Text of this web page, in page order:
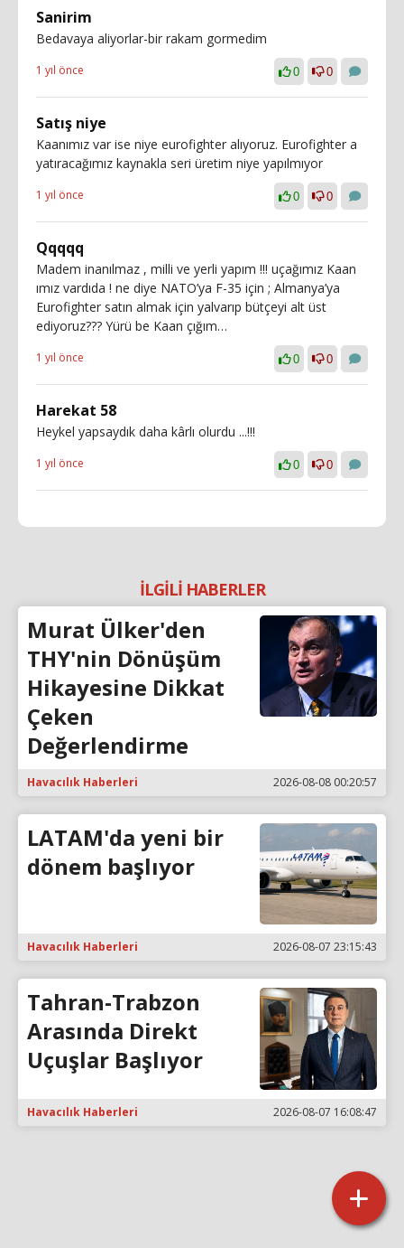
Sanirim
Bedavaya aliyorlar-bir rakam gormedim
1 yıl önce 0 0
Satış niye
Kaanımız var ise niye eurofighter alıyoruz. Eurofighter a
yatıracağımız kaynakla seri üretim niye yapılmıyor
1 yıl önce 0 0
Qqqqq
Madem inanılmaz , milli ve yerli yapım !!! uçağımız Kaan
ımız vardıda ! ne diye NATO’ya F-35 için ; Almanya’ya
Eurofighter satın almak için yalvarıp bütçeyi alt üst
ediyoruz??? Yürü be Kaan çığım…
1 yıl önce 0 0
Harekat 58
Heykel yapsaydık daha kârlı olurdu ...!!!
1 yıl önce 0 0
İLGİLİ HABERLER
Murat Ülker'den
THY'nin Dönüşüm
Hikayesine Dikkat
Çeken
Değerlendirme
Havacılık Haberleri 2026-08-08 00:20:57
LATAM'da yeni bir
dönem başlıyor
Havacılık Haberleri 2026-08-07 23:15:43
Tahran-Trabzon
Arasında Direkt
Uçuşlar Başlıyor
Havacılık Haberleri 2026-08-07 16:08:47